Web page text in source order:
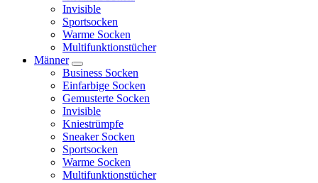
Invisible
Sportsocken
Warme Socken
Multifunktionstücher
Männer
Business Socken
Einfarbige Socken
Gemusterte Socken
Invisible
Kniestrümpfe
Sneaker Socken
Sportsocken
Warme Socken
Multifunktionstücher